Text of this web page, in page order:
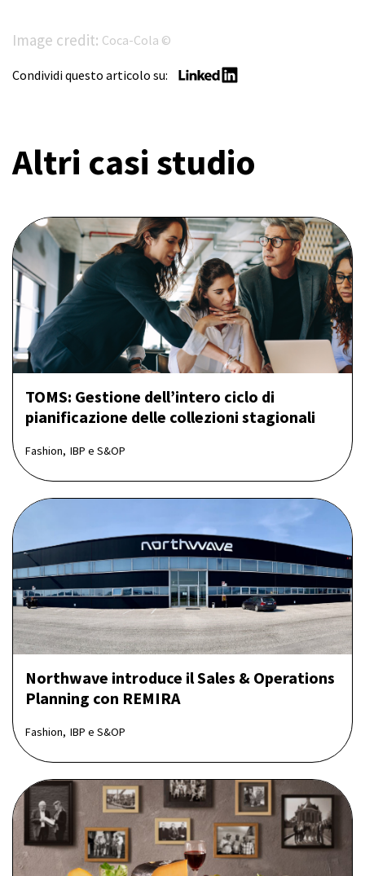
Image credit: Coca-Cola ©
Condividi questo articolo su:
Altri casi studio
TOMS: Gestione dell’intero ciclo di
pianificazione delle collezioni stagionali
Fashion, IBP e S&OP
Northwave introduce il Sales & Operations
Planning con REMIRA
Fashion, IBP e S&OP